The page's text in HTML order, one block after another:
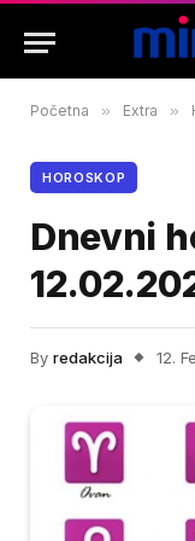
Početna » Extra »
HOROSKOP
Dnevni
By redakcija 12.